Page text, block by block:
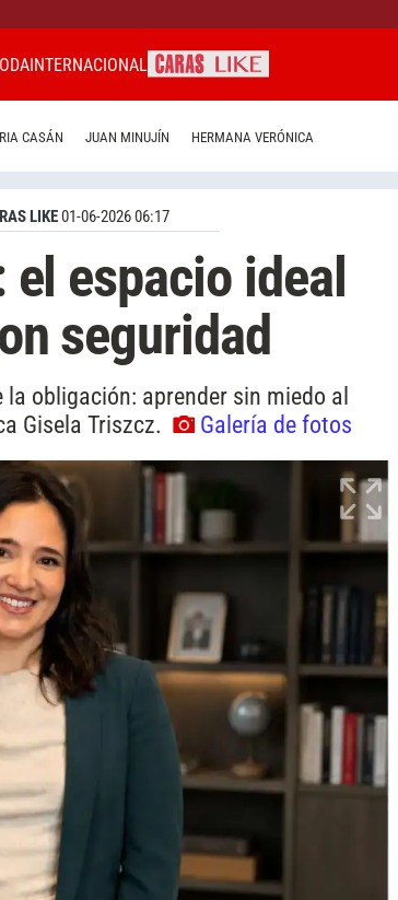
INTERNACIONAL
CASÁN JUAN MINUJÍN HERMANA VERÓNICA
LIKE01-06-2026 06:17
espacio ideal
seguridad
la obligación: aprender sin miedo al
Gisela Triszcz.
Galería de fotos